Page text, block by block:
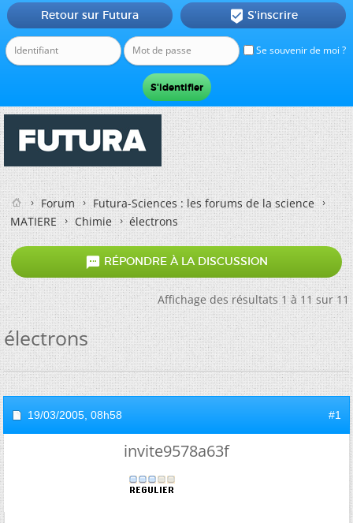
Se souvenir de moi ?
Retour sur Futura  S'inscrire
Forum
Futura-Sciences : les forums de la science
MATIERE
Chimie électrons
 RÉPONDRE À LA DISCUSSION
Affichage des résultats 1 à 11 sur 11
électrons
19/03/2005, 08h58 #1
invite9578a63f